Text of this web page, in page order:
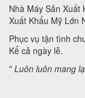
Nhà Máy Sản Xuất
Xuất Khẩu Mỹ Lớn
Phục vụ tận tình
Kể cả ngày lễ.
" Luôn luôn mang